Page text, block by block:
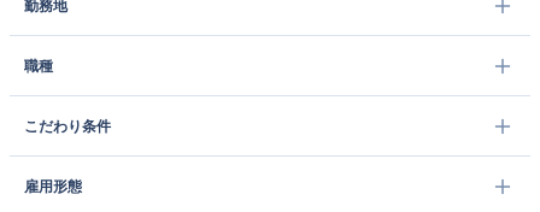
勤務地
職種
こだわり条件
雇用形態